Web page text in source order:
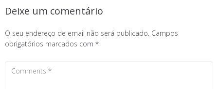
Deixe um comentário
O seu endereço de email não será publicado. Campos
obrigatórios marcados com *